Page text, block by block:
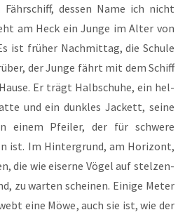
des­sen Name ich nicht
am Heck ein Jun­ge im Alter von
ist frü­her Nach­mit­tag, die Schu­le
der Jun­ge fährt mit dem Schiff
Er trägt Halb­schu­he, ein hel­
und ein dunk­les Jackett, sei­ne
einem Pfei­ler, der für schwe­re
ist. Im Hin­ter­grund, am Hori­zont,
die wie eiser­ne Vögel auf stel­zen­
zu war­ten schei­nen. Eini­ge Meter
eine Möwe, auch sie ist, wie der